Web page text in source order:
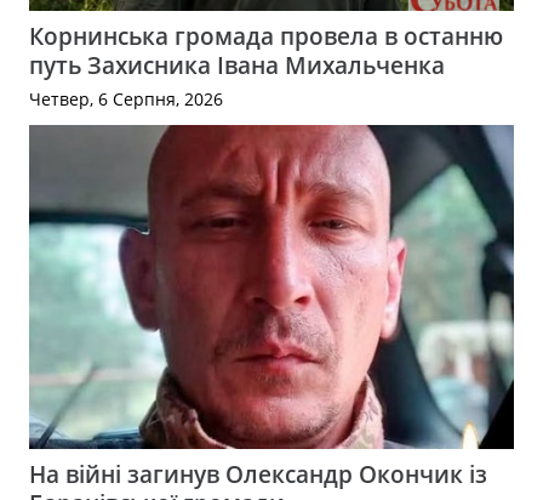
Корнинська громада провела в останню
путь Захисника Івана Михальченка
Четвер, 6 Серпня, 2026
На війні загинув Олександр Окончик із